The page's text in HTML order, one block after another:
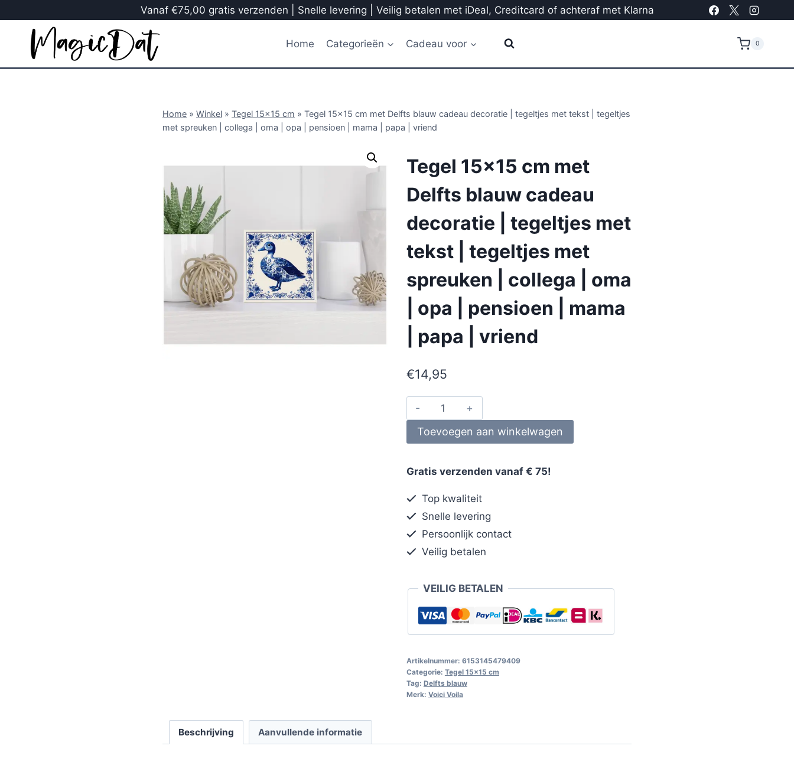
Vanaf €75,00 gratis verzenden | Snelle levering | Veilig betalen met iDeal, Creditcard of achteraf met Klarna
Home Categorieën Cadeau voor 0
Home » Winkel » Tegel 15x15 cm » Tegel 15×15 cm met Delfts blauw cadeau decoratie | tegeltjes met tekst | tegeltjes
met spreuken | collega | oma | opa | pensioen | mama | papa | vriend
Tegel 15×15 cm met
Delfts blauw cadeau
decoratie | tegeltjes met
tekst | tegeltjes met
spreuken | collega | oma
| opa | pensioen | mama
| papa | vriend
€14,95
Toevoegen aan winkelwagen
Gratis verzenden vanaf € 75!
Top kwaliteit
Snelle levering
Persoonlijk contact
Veilig betalen
VEILIG BETALEN
Artikelnummer: 6153145479409
Categorie: Tegel 15x15 cm
Tag: Delfts blauw
Merk: Voici Voila
Beschrijving Aanvullende informatie